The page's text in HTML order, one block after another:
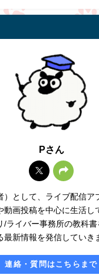
Pさん
）として、ライブ配信ア
動画投稿を中心に生活し
/ライバー事務所の教科
最新情報を発信していき
連絡・質問はこちらまで